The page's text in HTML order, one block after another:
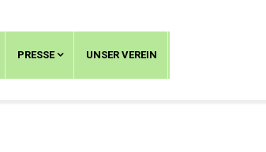
PRESSE UNSER VEREIN